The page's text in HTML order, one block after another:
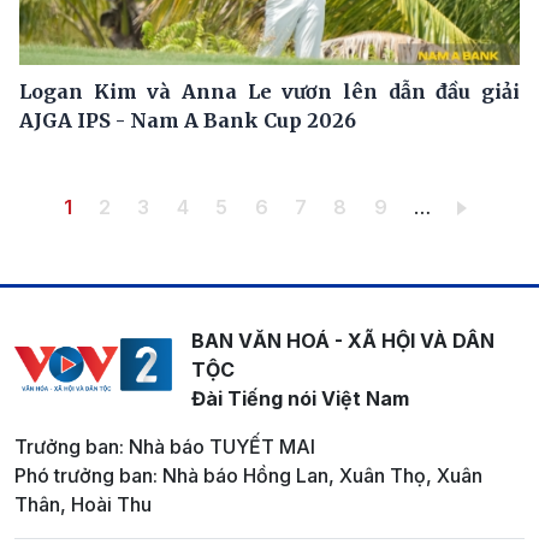
Logan Kim và Anna Le vươn lên dẫn đầu giải
AJGA IPS - Nam A Bank Cup 2026
Pagination
Trang hiện thời
1 Trang
2 Trang
3 Trang
4 Trang
5 Trang
6 Trang
7 Trang
8 Trang
9 …
BAN VĂN HOÁ - XÃ HỘI VÀ DÂN
TỘC
Đài Tiếng nói Việt Nam
Trưởng ban: Nhà báo TUYẾT MAI
Phó trưởng ban: Nhà báo Hồng Lan, Xuân Thọ, Xuân
Thân, Hoài Thu